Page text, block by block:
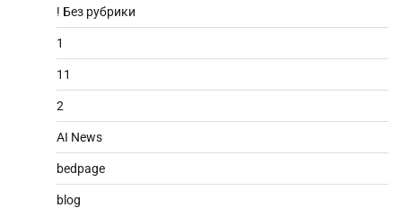
! Без рубрики
1
11
2
AI News
bedpage
blog